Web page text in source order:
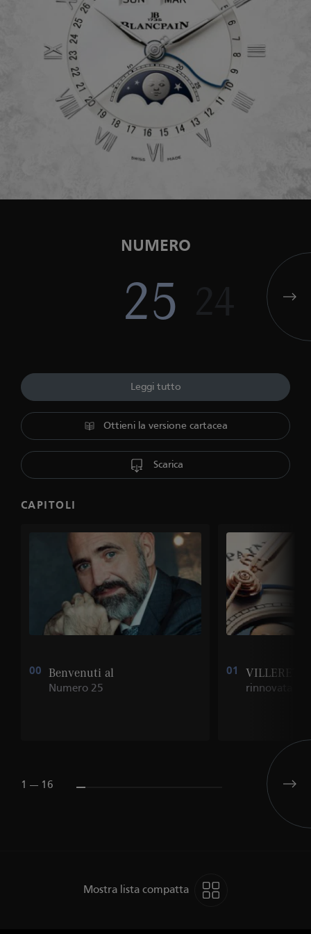
NUMERO
25 23
Leggi tutto
Ottieni la versione cartacea
Scarica
CAPITOLI
00 Benvenuti al
Numero 25
01 VILLERET
rinnovata
1 --- 16
Mostra lista compatta